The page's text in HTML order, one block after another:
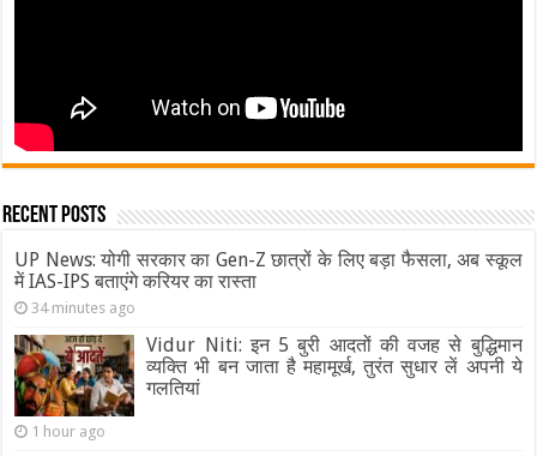
Recent Posts
UP News: योगी सरकार का Gen-Z छात्रों के लिए बड़ा फैसला, अब स्कूल
में IAS-IPS बताएंगे करियर का रास्ता
34 minutes ago
Vidur Niti: इन 5 बुरी आदतों की वजह से बुद्धिमान
व्यक्ति भी बन जाता है महामूर्ख, तुरंत सुधार लें अपनी ये
गलतियां
1 hour ago